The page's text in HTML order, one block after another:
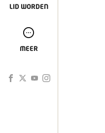
LID WORDEN
MEER